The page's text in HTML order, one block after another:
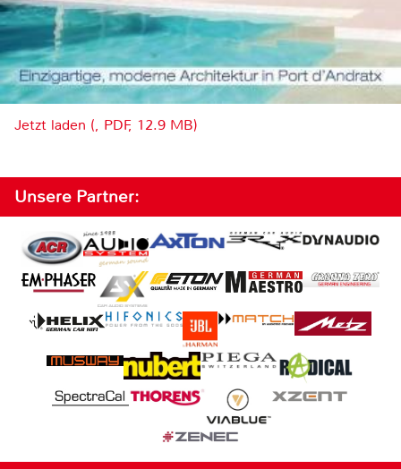
Jetzt laden (, PDF, 12.9 MB)
Unsere Partner: